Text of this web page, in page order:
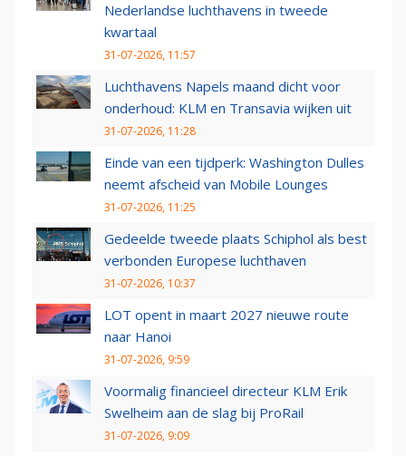
Nederlandse luchthavens in tweede
kwartaal
31-07-2026, 11:57
Luchthavens Napels maand dicht voor
onderhoud: KLM en Transavia wijken uit
31-07-2026, 11:28
Einde van een tijdperk: Washington Dulles
neemt afscheid van Mobile Lounges
31-07-2026, 11:25
Gedeelde tweede plaats Schiphol als best
verbonden Europese luchthaven
31-07-2026, 10:37
LOT opent in maart 2027 nieuwe route
naar Hanoi
31-07-2026, 9:59
Voormalig financieel directeur KLM Erik
Swelheim aan de slag bij ProRail
31-07-2026, 9:09